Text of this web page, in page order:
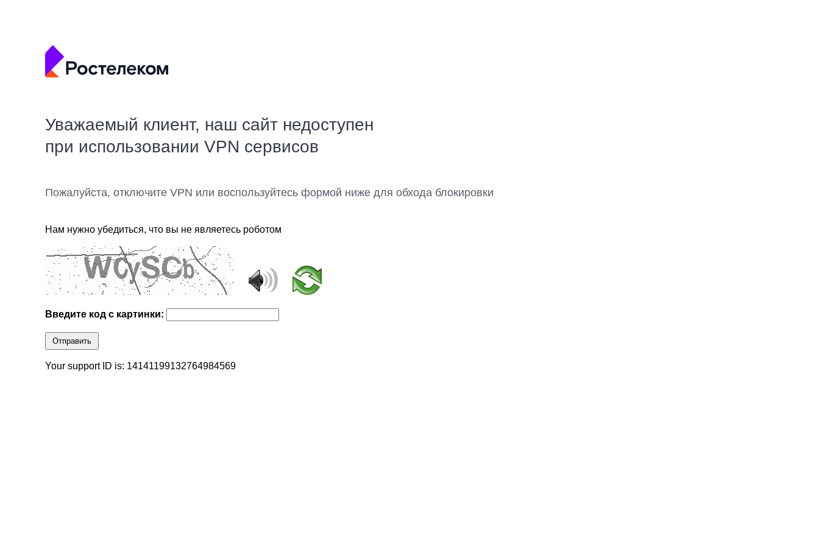
Уважаемый клиент, наш сайт недоступен
при использовании VPN сервисов
Пожалуйста, отключите VPN или воспользуйтесь формой ниже для обхода блокировки
Нам нужно убедиться, что вы не являетесь роботом
Введите код с картинки:
Отправить
Your support ID is: 14141199132764984569